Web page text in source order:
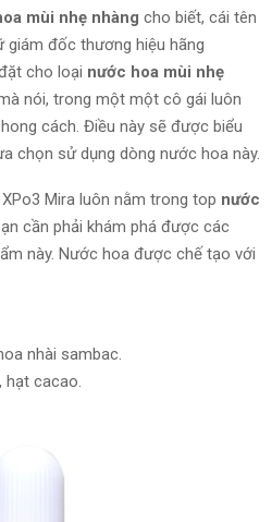
mùi nhẹ nhàng cho biết, cái tên
giám đốc thương hiệu hãng
cho loại nước hoa mùi nhẹ
nói, trong một một cô gái luôn
cách. Điều này sẽ được biểu
chọn sử dụng dòng nước hoa này.
Mira luôn nằm trong top nước
cần phải khám phá được các
này. Nước hoa được chế tạo với
nhài sambac.
hạt cacao.